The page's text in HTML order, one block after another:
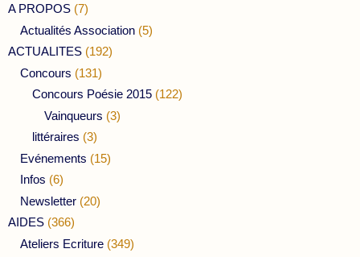
A PROPOS (7)
Actualités Association (5)
ACTUALITES (192)
Concours (131)
Concours Poésie 2015 (122)
Vainqueurs (3)
littéraires (3)
Evénements (15)
Infos (6)
Newsletter (20)
AIDES (366)
Ateliers Ecriture (349)